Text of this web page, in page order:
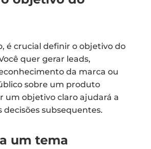
é crucial definir o objetivo do
quer gerar leads,
da marca ou
sobre um produto
um objetivo claro ajudará a
decisões subsequentes.
um tema